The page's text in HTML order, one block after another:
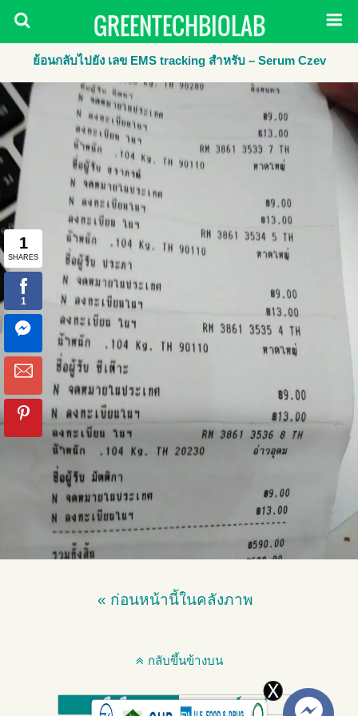
GREENTECHBIOLAB
ย้อนกลับไปยัง เลข EMS tracking สำหรับ – Serum Czev
« ก่อนหน้านี้ในคลังภาพ
กลับขึ้นข้างบน
มือถือ เดสก์ทอป